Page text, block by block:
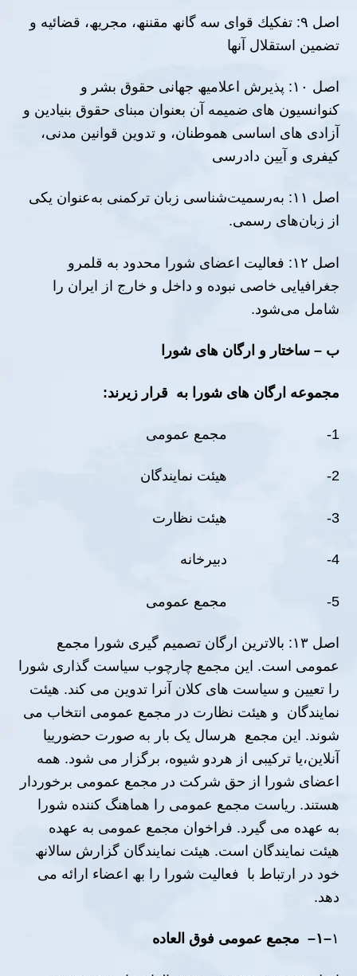
اصل ٩: تفكیك قواى سه گانھ مقننھ، مجریھ، قضائیه و
تضمین استقلال آنھا
اصل ١٠: پذیرش اعلامیھ جھانى حقوق بشر و
كنوانسیون ھاى ضمیمه آن بعنوان مبناى حقوق بنیادین و
آزادى ھاى اساسى ھموطنان، و تدوین قوانین مدنى،
كیفرى و آیین دادرسى
اصل ١١: به‌رسمیت‌شناسی زبان ترکمنی به‌عنوان یکی
از زبان‌های رسمی.
اصل ١٢: فعالیت اعضای شورا محدود به قلمرو
جغرافیایی خاصی نبوده و داخل و خارج از ایران را
شامل می‌شود.
ب – ساختار و ارگان ھاى شورا
مجموعه ارگان ھاى شورا به قرار زیرند:
1- مجمع عمومى
2- ھیئت نمایندگان
3- ھیئت نظارت
4- دبیرخانه
5- مجمع عمومی
اصل ١٣: بالاترین ارگان تصمیم گیرى شورا مجمع
عمومی است. این مجمع چارچوب سیاست گذارى شورا
را تعیین و سیاست ھاى كلان آنرا تدوین مى كند. هیئت
نمایندگان و ھیئت نظارت در مجمع عمومى انتخاب مى
شوند. این مجمع ھرسال یک بار به صورت حضورییا
آنلاین،یا ترکیبی از ھردو شیوه، برگزار می شود. ھمه
اعضاى شورا از حق شركت در مجمع عمومى برخوردار
ھستند. ریاست مجمع عمومى را ھماھنگ كننده شورا
به عھده مى گیرد. فراخوان مجمع عمومى به عھده
هیئت نمایندگان است. ھیئت نمایندگان گزارش سالانھ
خود در ارتباط با فعالیت شورا را بھ اعضاء ارائه مى
دھد.
١–١– مجمع عمومى فوق العاده